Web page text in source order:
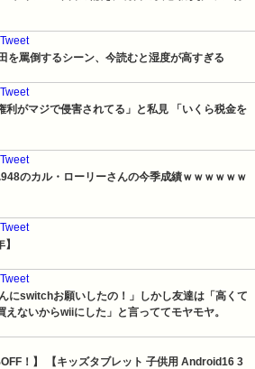
を罵倒するシーン、今読むと湿度が高すぎる
利がマジで侵害されてる」と私見 「いくら税金を
のカル・ローリーさんの今季成績ｗｗｗｗｗｗ
にswitchお願いしたの！」しかし友達は「高くて
ないからwiiにした」と言っててモヤモヤ。
！】 【キッズタブレット 子供用 Android16 3